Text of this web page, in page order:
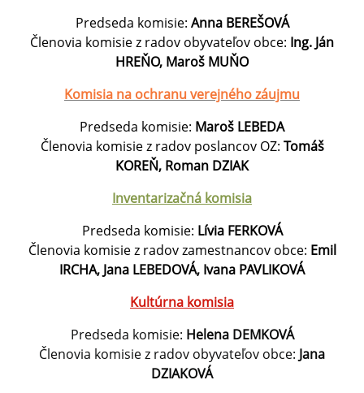
Predseda komisie: Anna BEREŠOVÁ
Členovia komisie z radov obyvateľov obce: Ing. Ján
HREŇO, Maroš MUŇO
Komisia na ochranu verejného záujmu
Predseda komisie: Maroš LEBEDA
Členovia komisie z radov poslancov OZ: Tomáš
KOREŇ, Roman DZIAK
Inventarizačná komisia
Predseda komisie: Lívia FERKOVÁ
Členovia komisie z radov zamestnancov obce: Emil
IRCHA, Jana LEBEDOVÁ, Ivana PAVLIKOVÁ
Kultúrna komisia
Predseda komisie: Helena DEMKOVÁ
Členovia komisie z radov obyvateľov obce: Jana
DZIAKOVÁ